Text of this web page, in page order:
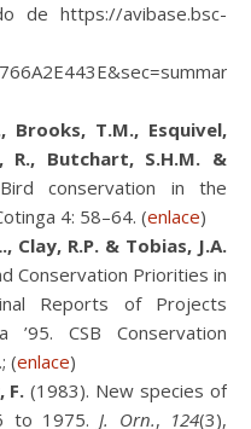
de https://avibase.bsc-
Brooks, T.M., Esquivel,
R., Butchart, S.H.M. &
conservation in the
4: 58–64. (enlace)
Clay, R.P. & Tobias, J.A.
Conservation Priorities in
Reports of Projects
’95. CSB Conservation
(enlace)
F. (1983). New species of
to 1975.J. Orn., 124(3),